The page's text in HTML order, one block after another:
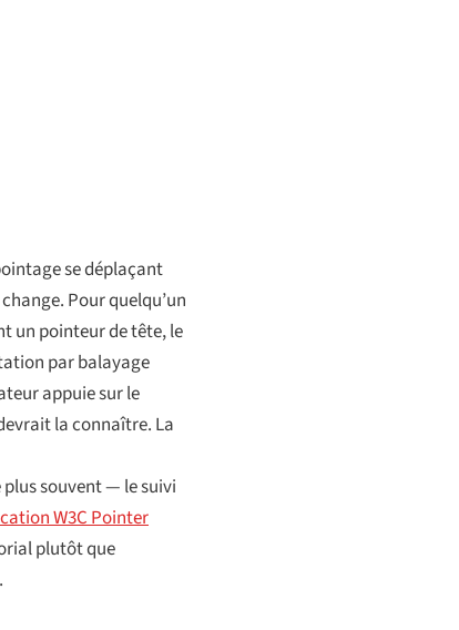
se déplaçant
Pour quelqu’un
un pointeur de tête, le
par balayage
appuie sur le
la connaître. La
souvent — le suivi
W3C Pointer
plutôt que